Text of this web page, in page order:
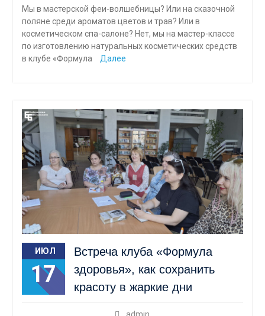
Мы в мастерской феи-волшебницы? Или на сказочной
поляне среди ароматов цветов и трав? Или в
косметическом спа-салоне? Нет, мы на мастер-классе
по изготовлению натуральных косметических средств
в клубе «Формула
Далее
ИЮЛ
17
Встреча клуба «Формула
здоровья», как сохранить
красоту в жаркие дни
admin